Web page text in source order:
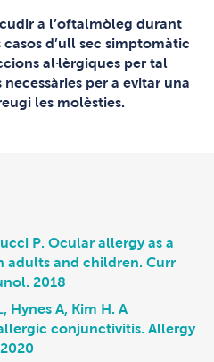
a l’oftalmòleg durant
d’ull sec simptomàtic
al·lèrgiques per tal
per a evitar una
les molèsties.
P. Ocular allergy as a
adults and children. Curr
2018
Hynes A, Kim H. A
conjunctivitis. Allergy